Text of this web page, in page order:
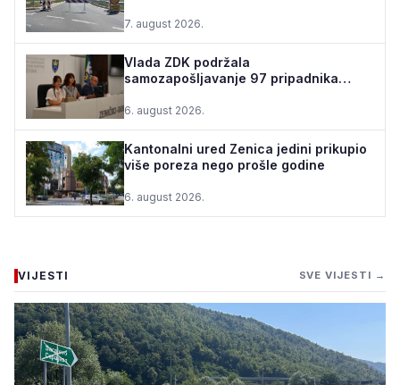
7. august 2026.
Vlada ZDK podržala
samozapošljavanje 97 pripadnika
podrž...
6. august 2026.
Kantonalni ured Zenica jedini prikupio
više poreza nego prošle godine
6. august 2026.
VIJESTI SVE VIJESTI →